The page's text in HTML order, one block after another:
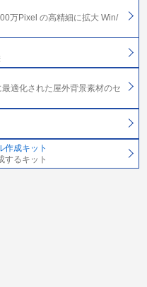
万Pixel の高精細に拡大 Win/
適化された屋外背景素材のセ
作成キット
するキット